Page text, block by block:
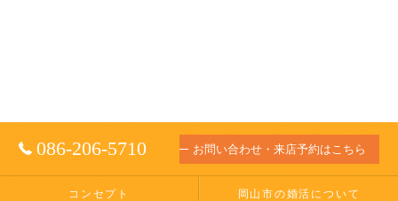
086-206-5710 お問い合わせ・来店予約はこちら
コンセプト 岡山市の婚活について